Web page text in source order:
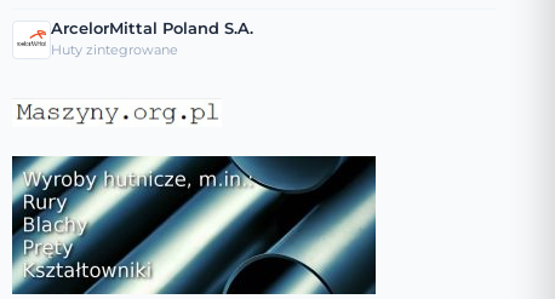
ArcelorMittal Poland S.A.
Huty zintegrowane